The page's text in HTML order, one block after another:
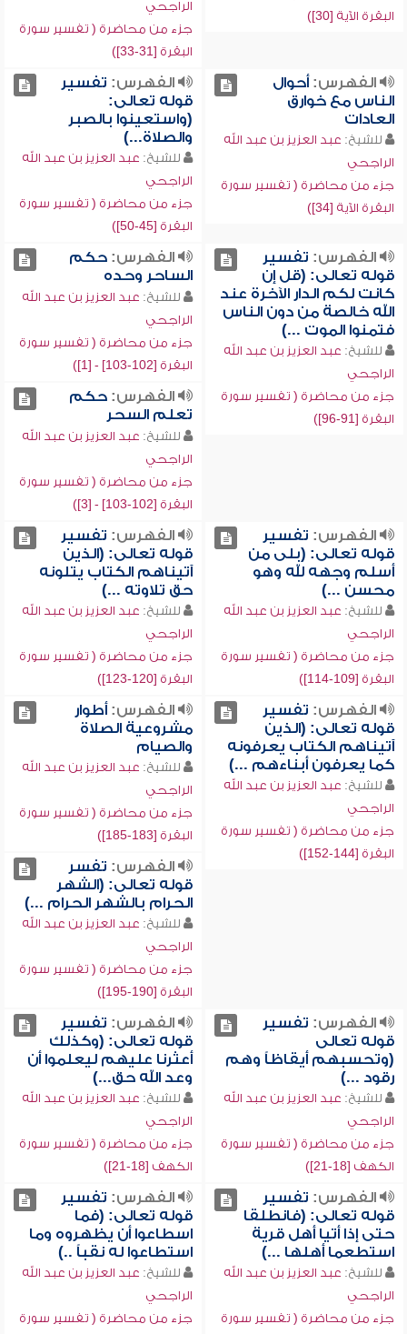
البقرة الآية [30])
الراجحي
جزء من محاضرة ( تفسير سورة
البقرة [31-33])
الفهرس:أحوال
الناس مع خوارق
العادات
للشيخ: عبد العزيز بن عبد الله
الراجحي
جزء من محاضرة ( تفسير سورة
البقرة الآية [34])
الفهرس: تفسير
قوله تعالى:
(واستعينوا بالصبر
والصلاة...)
للشيخ: عبد العزيز بن عبد الله
الراجحي
جزء من محاضرة ( تفسير سورة
البقرة [45-50])
الفهرس: تفسير
قوله تعالى: (قل إن
كانت لكم الدار الآخرة عند
الله خالصة من دون الناس
فتمنوا الموت ...)
للشيخ: عبد العزيز بن عبد الله
الراجحي
جزء من محاضرة ( تفسير سورة
البقرة [91-96])
الفهرس:حكم
الساحر وحده
للشيخ: عبد العزيز بن عبد الله
الراجحي
جزء من محاضرة ( تفسير سورة
البقرة [102-103] - [1])
الفهرس:حكم
تعلم السحر
للشيخ: عبد العزيز بن عبد الله
الراجحي
جزء من محاضرة ( تفسير سورة
البقرة [102-103] - [3])
الفهرس: تفسير
قوله تعالى: (بلى من
أسلم وجهه لله وهو
محسن ...)
للشيخ: عبد العزيز بن عبد الله
الراجحي
جزء من محاضرة ( تفسير سورة
البقرة [109-114])
الفهرس: تفسير
قوله تعالى: (الذين
آتيناهم الكتاب يتلونه
حق تلاوته ...)
للشيخ: عبد العزيز بن عبد الله
الراجحي
جزء من محاضرة ( تفسير سورة
البقرة [120-123])
الفهرس: تفسير
قوله تعالى: (الذين
آتيناهم الكتاب يعرفونه
كما يعرفون أبناءهم ...)
للشيخ: عبد العزيز بن عبد الله
الراجحي
جزء من محاضرة ( تفسير سورة
البقرة [144-152])
الفهرس:أطوار
مشروعية الصلاة
والصيام
للشيخ: عبد العزيز بن عبد الله
الراجحي
جزء من محاضرة ( تفسير سورة
البقرة [183-185])
الفهرس: تفسر
قوله تعالى: (الشهر
الحرام بالشهر الحرام ...)
للشيخ: عبد العزيز بن عبد الله
الراجحي
جزء من محاضرة ( تفسير سورة
البقرة [190-195])
الفهرس: تفسير
قوله تعالى
(وتحسبهم أيقاظاً وهم
رقود ...)
للشيخ: عبد العزيز بن عبد الله
الراجحي
جزء من محاضرة ( تفسير سورة
الكهف [18-21])
الفهرس: تفسير
قوله تعالى: (وكذلك
أعثرنا عليهم ليعلموا أن
وعد الله حق...)
للشيخ: عبد العزيز بن عبد الله
الراجحي
جزء من محاضرة ( تفسير سورة
الكهف [18-21])
الفهرس: تفسير
قوله تعالى: (فانطلقا
حتى إذا أتيا أهل قرية
استطعما أهلها ...)
للشيخ: عبد العزيز بن عبد الله
الراجحي
جزء من محاضرة ( تفسير سورة
الفهرس: تفسير
قوله تعالى: (فما
اسطاعوا أن يظهروه وما
استطاعوا له نقباً ..)
للشيخ: عبد العزيز بن عبد الله
الراجحي
جزء من محاضرة ( تفسير سورة